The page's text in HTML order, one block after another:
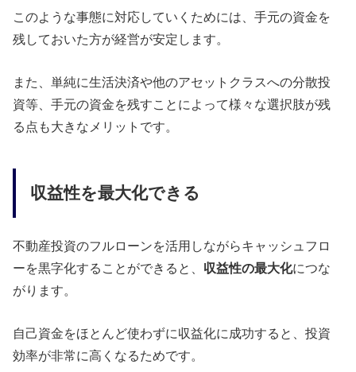
このような事態に対応していくためには、手元の資金を
残しておいた方が経営が安定します。
また、単純に生活決済や他のアセットクラスへの分散投
資等、手元の資金を残すことによって様々な選択肢が残
る点も大きなメリットです。
収益性を最大化できる
不動産投資のフルローンを活用しながらキャッシュフロ
ーを黒字化することができると、 収益性の最大化につな
がります。
自己資金をほとんど使わずに収益化に成功すると、投資
効率が非常に高くなるためです。